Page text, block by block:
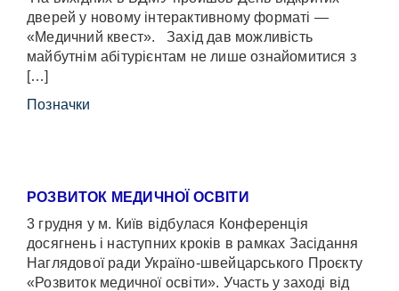
дверей у новому інтерактивному форматі —
«Медичний квест». Захід дав можливість
майбутнім абітурієнтам не лише ознайомитися з
[…]
Позначки
РОЗВИТОК МЕДИЧНОЇ ОСВІТИ
3 грудня у м. Київ відбулася Конференція
досягнень і наступних кроків в рамках Засідання
Наглядової ради Україно-швейцарського Проєкту
«Розвиток медичної освіти». Участь у заході від